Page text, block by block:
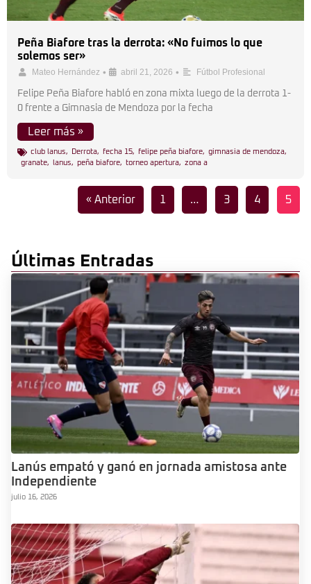
Peña Biafore tras la derrota: «No fuimos lo que
solemos ser»
Mateo Hernández • abril 21, 2026 • Fútbol Profesional
Felipe Peña Biafore habló en zona mixta luego de la derrota 1-
0 frente a Gimnasia de Mendoza por la fecha
Leer más »
club lanus, Derrota, fecha 15, felipe peña biafore, gimnasia de mendoza,
granate, lanus, peña biafore, torneo apertura, zona a
« Anterior 1 … 3 4 5
Últimas Entradas
Lanús empató y ganó en jornada amistosa ante
Independiente
julio 16, 2026